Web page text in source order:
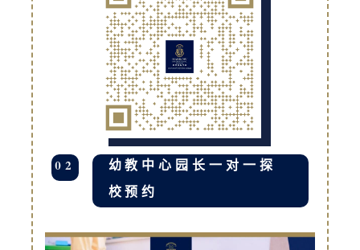
02 幼教中心园长一对一探
校预约